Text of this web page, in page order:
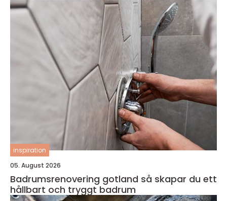
inspiration
05. August 2026
Badrumsrenovering gotland så skapar du ett
hållbart och tryggt badrum